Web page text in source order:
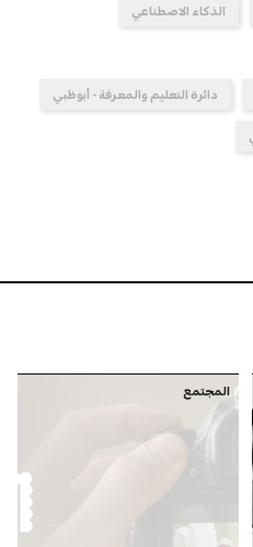
الذكاء الاصطناعي
دائرة التعليم والمعرفة - أبوظبي
المجتمع